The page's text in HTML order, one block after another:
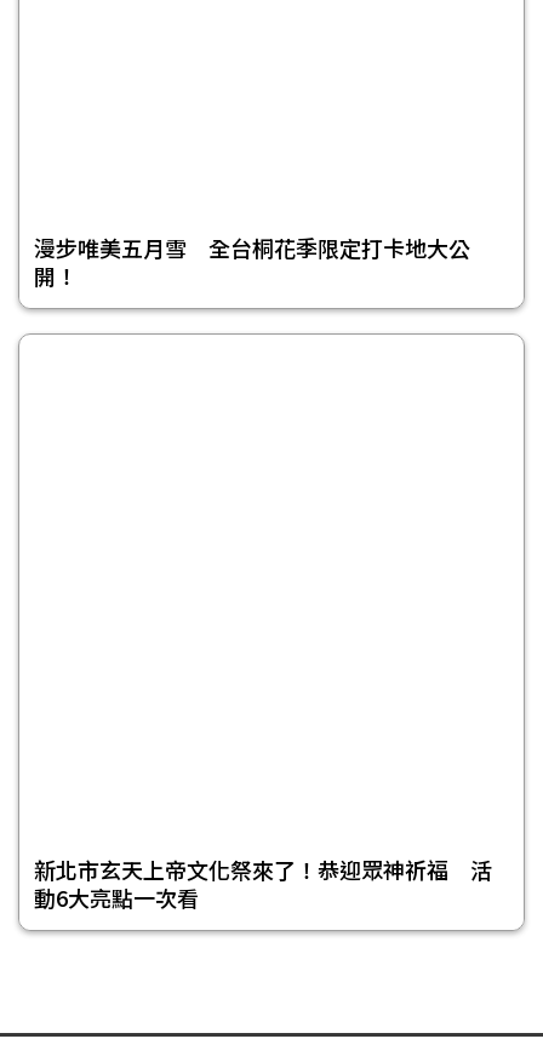
漫步唯美五月雪 全台桐花季限定打卡地大公
開！
新北市玄天上帝文化祭來了！恭迎眾神祈福 活
動6大亮點一次看